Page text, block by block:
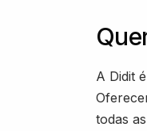
A Didit
todas